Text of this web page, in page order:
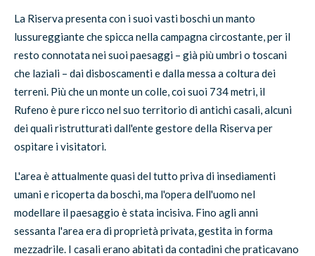
La Riserva presenta con i suoi vasti boschi un manto
lussureggiante che spicca nella campagna circostante, per il
resto connotata nei suoi paesaggi – già più umbri o toscani
che laziali – dai disboscamenti e dalla messa a coltura dei
terreni. Più che un monte un colle, coi suoi 734 metri, il
Rufeno è pure ricco nel suo territorio di antichi casali, alcuni
dei quali ristrutturati dall'ente gestore della Riserva per
ospitare i visitatori.
L'area è attualmente quasi del tutto priva di insediamenti
umani e ricoperta da boschi, ma l'opera dell'uomo nel
modellare il paesaggio è stata incisiva. Fino agli anni
sessanta l'area era di proprietà privata, gestita in forma
mezzadrile. I casali erano abitati da contadini che praticavano